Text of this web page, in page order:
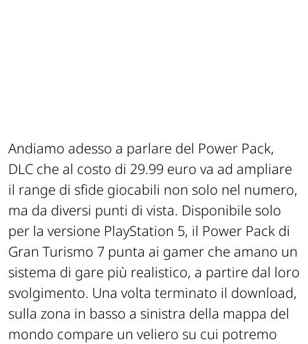
Andiamo adesso a parlare del Power Pack,
DLC che al costo di 29.99 euro va ad ampliare
il range di sfide giocabili non solo nel numero,
ma da diversi punti di vista. Disponibile solo
per la versione PlayStation 5, il Power Pack di
Gran Turismo 7 punta ai gamer che amano un
sistema di gare più realistico, a partire dal loro
svolgimento. Una volta terminato il download,
sulla zona in basso a sinistra della mappa del
mondo compare un veliero su cui potremo